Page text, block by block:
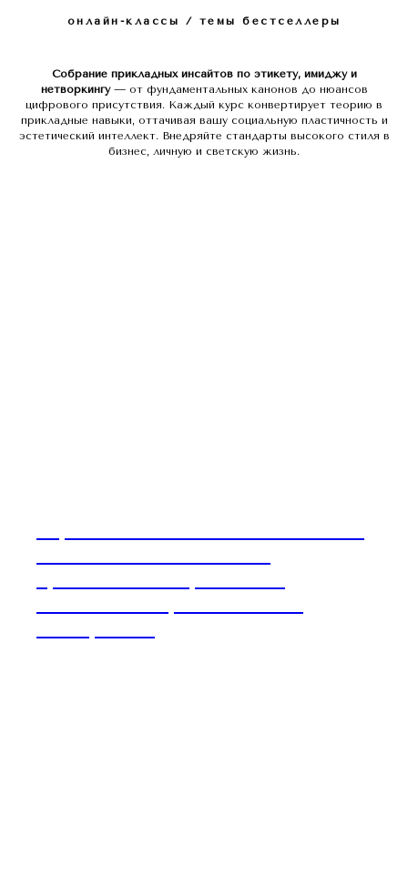
онлайн-классы / темы бестселлеры
Собрание прикладных инсайтов по этикету, имиджу и
нетворкингу— от фундаментальных канонов до нюансов
цифрового присутствия. Каждый курс конвертирует теорию в
прикладные навыки, оттачивая вашу социальную пластичность и
эстетический интеллект. Внедряйте стандарты высокого стиля в
бизнес, личную и светскую жизнь.